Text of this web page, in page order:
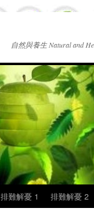
自然與養生 Natural and
排難解憂 1 排難解憂 2